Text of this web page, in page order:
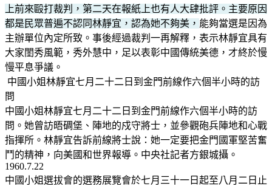
上前來毆打裁判，第二天在報紙上也有人大肆批評。主要原因
都是民眾普遍不認同林靜宜，認為她不夠美， 能夠當選是因為
主辦單位內定所致。事後經過裁判一再解釋，表示林靜宜具有
大家閨秀風範，秀外慧中，足以表彰中國傳統美德，才終於慢
慢平息爭議。
中國小姐林靜宜七月二十二日到金門前線作六個半小時的訪
問
中國小姐林靜宜七月二十二日到金門前線作六個半小時的訪
問。她曾訪晤碉堡、陣地的戍守將士，並參觀砲兵陣地和心戰
指揮所。林靜宜告訴前線將士說：她一定要把金門國軍堅苦奮
鬥的精神，向美國和世界報導。中央社記者方銀城攝。
1960.7.22
中國小姐選拔會的選務展覽會於七月三十一日起至八月二日止